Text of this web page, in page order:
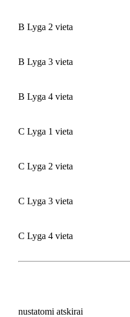
B Lyga 2 vieta
B Lyga 3 vieta
B Lyga 4 vieta
C Lyga 1 vieta
C Lyga 2 vieta
C Lyga 3 vieta
C Lyga 4 vieta
nustatomi atskirai